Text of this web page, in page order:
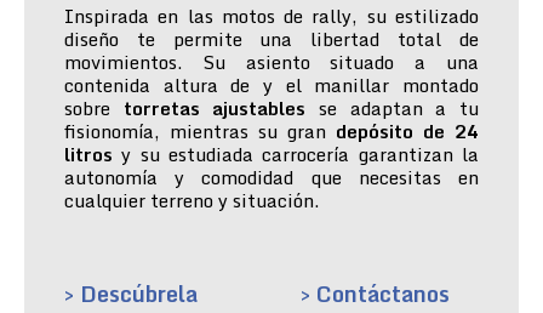
Inspirada en las motos de rally, su estilizado
diseño te permite una libertad total de
movimientos. Su asiento situado a una
contenida altura de y el manillar montado
sobre torretas ajustables se adaptan a tu
fisionomía, mientras su gran depósito de 24
litros y su estudiada carrocería garantizan la
autonomía y comodidad que necesitas en
cualquier terreno y situación.
> Descúbrela > Contáctanos